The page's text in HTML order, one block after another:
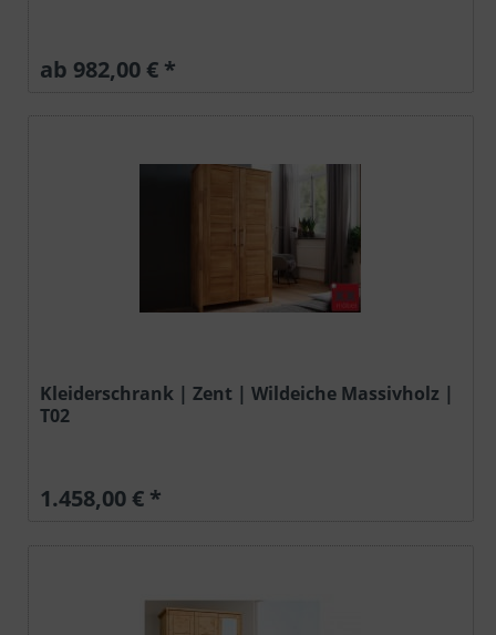
ab 982,00 € *
Kleiderschrank | Zent | Wildeiche Massivholz |
T02
1.458,00 € *